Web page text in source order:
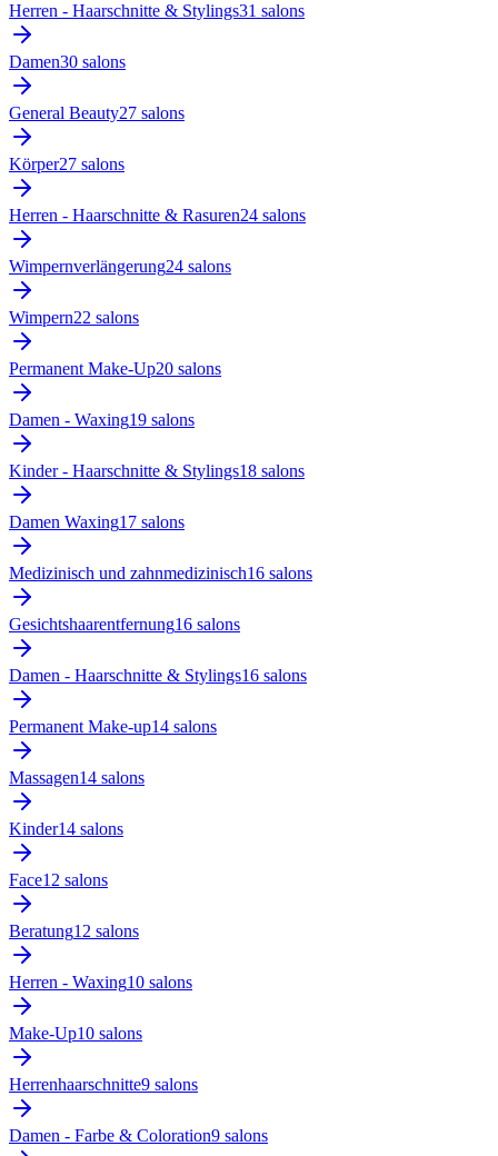
Herren - Haarschnitte & Stylings31 salons
Damen30 salons
General Beauty27 salons
Körper27 salons
Herren - Haarschnitte & Rasuren24 salons
Wimpernverlängerung24 salons
Wimpern22 salons
Permanent Make-Up20 salons
Damen - Waxing19 salons
Kinder - Haarschnitte & Stylings18 salons
Damen Waxing17 salons
Medizinisch und zahnmedizinisch16 salons
Gesichtshaarentfernung16 salons
Damen - Haarschnitte & Stylings16 salons
Permanent Make-up14 salons
Massagen14 salons
Kinder14 salons
Face12 salons
Beratung12 salons
Herren - Waxing10 salons
Make-Up10 salons
Herrenhaarschnitte9 salons
Damen - Farbe & Coloration9 salons